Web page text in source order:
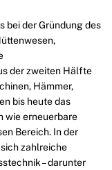
bei der Gründung des
,
der zweiten Hälfte
, Hämmer,
bis heute das
wieerneuerbare
Bereich. In der
zahlreiche
– darunter